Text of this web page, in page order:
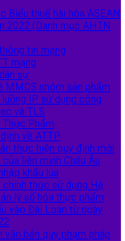
Biểu thuế hài hòa ASEAN
2022 (Danh mục AHTN
tin mạng
mạng
sự
MMDS nhóm sản phẩm
IP sử dụng công
và TLS
Thực Phẩm
về ATTP
thực hiện quy định mới
liên minh Châu Âu
khẩu lúa
chính thức sử dụng Hệ
lý số hóa thực phẩm
vào Đài Loan từ ngày
văn bản quy phạm pháp